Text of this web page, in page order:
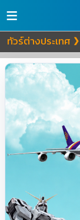
≡
ทัวร์ต่างประเทศ ❯